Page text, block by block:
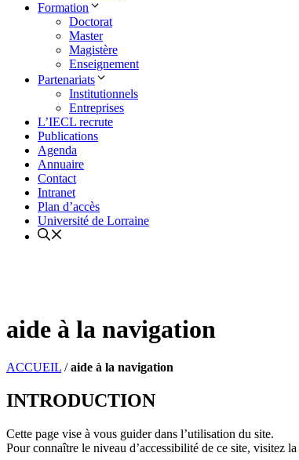
Formation
Doctorat
Master
Magistère
Enseignement
Partenariats
Institutionnels
Entreprises
L’IECL recrute
Publications
Agenda
Annuaire
Contact
Intranet
Plan d’accès
Université de Lorraine
aide à la navigation
ACCUEIL /aide à la navigation
INTRODUCTION
Cette page vise à vous guider dans l’utilisation du site.
Pour connaître le niveau d’accessibilité de ce site, visitez la